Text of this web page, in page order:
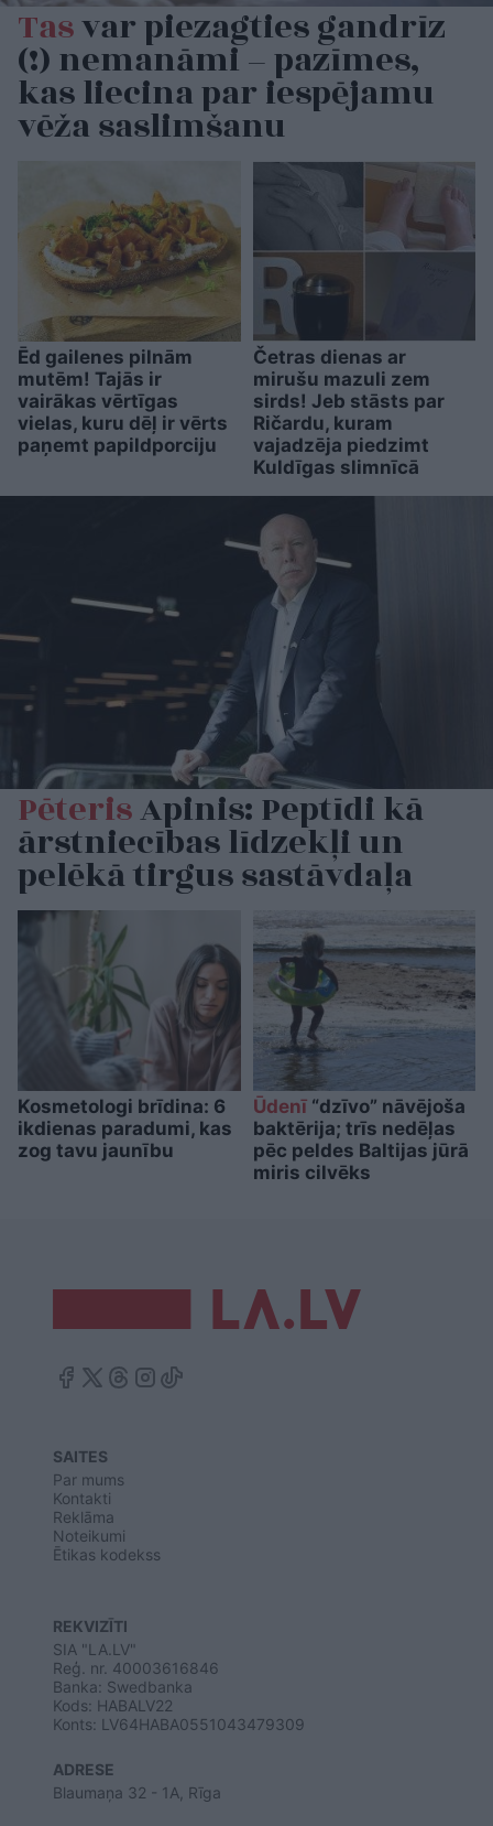
Tasvar piezagties gandrīz
(!) nemanāmi – pazīmes,
kas liecina par iespējamu
vēža saslimšanu
Ēd gailenes pilnām
mutēm! Tajās ir
vairākas vērtīgas
vielas, kuru dēļ ir vērts
paņemt papildporciju
Četras dienas ar
mirušu mazuli zem
sirds! Jeb stāsts par
Ričardu, kuram
vajadzēja piedzimt
Kuldīgas slimnīcā
PēterisApinis: Peptīdi kā
ārstniecības līdzekļi un
pelēkā tirgus sastāvdaļa
Kosmetologi brīdina: 6
ikdienas paradumi, kas
zog tavu jaunību
Ūdenī“dzīvo” nāvējoša
baktērija; trīs nedēļas
pēc peldes Baltijas jūrā
miris cilvēks
SAITES
Par mums
Kontakti
Reklāma
Noteikumi
Ētikas kodekss
REKVIZĪTI
SIA "LA.LV"
Reģ. nr. 40003616846
Banka: Swedbanka
Kods: HABALV22
Konts: LV64HABA0551043479309
ADRESE
Blaumaņa 32 - 1A, Rīga